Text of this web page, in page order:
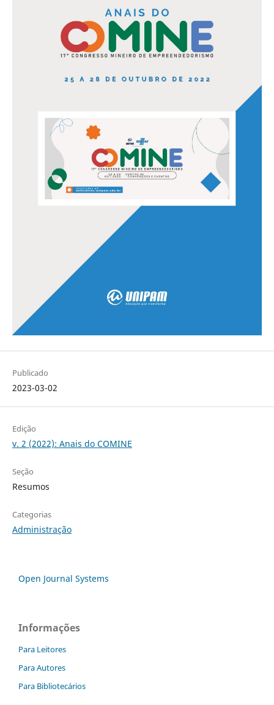
Publicado
2023-03-02
Edição
v. 2 (2022): Anais do COMINE
Seção
Resumos
Categorias
Administração
Open Journal Systems
Informações
Para Leitores
Para Autores
Para Bibliotecários